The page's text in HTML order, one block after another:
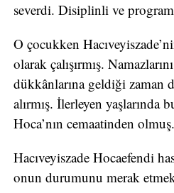
severdi. Disiplinli ve
O çocukken
olarak çalışırmış.
dükkânlarına geldiği zaman
alırmış. İlerleyen yaşlarında
Hoca’nın cemaatinden
Hacıveyiszade Hocaefendi
onun durumunu merak